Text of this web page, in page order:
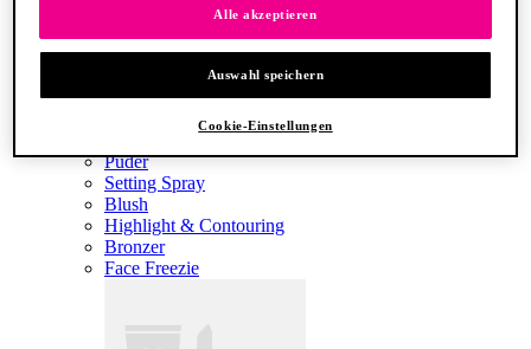
FACE
Alle anzeigen FACE
Foundation
Puder
Setting Spray
Blush
Highlight & Contouring
Bronzer
Face Freezie
Alle akzeptieren
Auswahl speichern
Cookie-Einstellungen